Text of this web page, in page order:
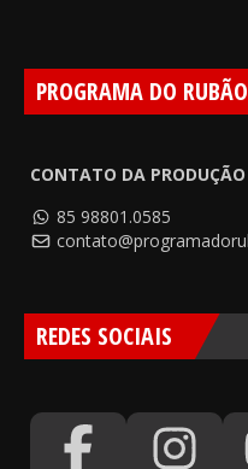
PROGRAMA DO RUBÃO
CONTATO DA PRODUÇÃO
85 98801.0585
REDES SOCIAIS